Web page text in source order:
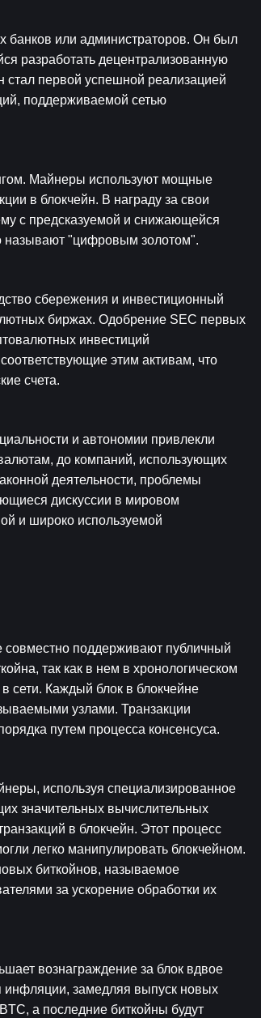
или администраторов. Он был
разработать децентрализованную
стал первой успешной реализацией
поддерживаемой сетью
Майнеры используют мощные
в блокчейн. В награду за свои
с предсказуемой и снижающейся
называют "цифровым золотом".
сбережения и инвестиционный
биржах. Одобрение SEC первых
инвестиций
этим активам, что
счета.
и автономии привлекли
до компаний, использующих
деятельности, проблемы
дискуссии в мировом
и широко используемой
совместно поддерживают публичный
так как в нем в хронологическом
сети. Каждый блок в блокчейне
узлами. Транзакции
путем процесса консенсуса.
используя специализированное
значительных вычислительных
в блокчейн. Этот процесс
легко манипулировать блокчейном.
биткойнов, называемое
за ускорение обработки их
вознаграждение за блок вдвое
инфляции, замедляя выпуск новых
а последние биткойны будут